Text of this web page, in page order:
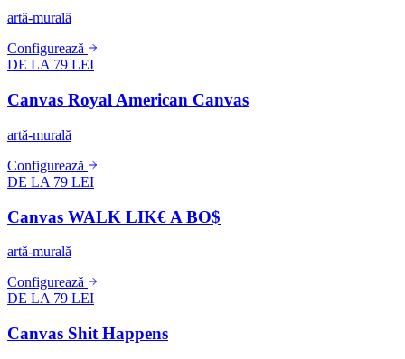
artă-murală
Configurează
DE LA 79 LEI
Canvas Royal American Canvas
artă-murală
Configurează
DE LA 79 LEI
Canvas WALK LIK€ A BO$
artă-murală
Configurează
DE LA 79 LEI
Canvas Shit Happens